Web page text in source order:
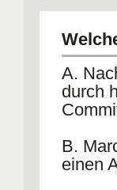
A.
durch
B.
einen